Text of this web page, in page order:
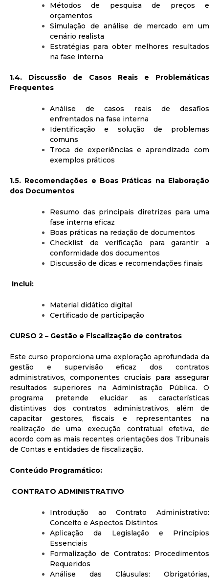
Métodos de pesquisa de preços e
orçamentos
Simulação de análise de mercado em um
cenário realista
Estratégias para obter melhores resultados
na fase interna
1.4. Discussão de Casos Reais e Problemáticas
Frequentes
Análise de casos reais de desafios
enfrentados na fase interna
Identificação e solução de problemas
comuns
Troca de experiências e aprendizado com
exemplos práticos
1.5. Recomendações e Boas Práticas na Elaboração
dos Documentos
Resumo das principais diretrizes para uma
fase interna eficaz
Boas práticas na redação de documentos
Checklist de verificação para garantir a
conformidade dos documentos
Discussão de dicas e recomendações finais
Inclui:
Material didático digital
Certificado de participação
CURSO 2 – Gestão e Fiscalização de contratos
Este curso proporciona uma exploração aprofundada da
gestão e supervisão eficaz dos contratos
administrativos, componentes cruciais para assegurar
resultados superiores na Administração Pública. O
programa pretende elucidar as características
distintivas dos contratos administrativos, além de
capacitar gestores, fiscais e representantes na
realização de uma execução contratual efetiva, de
acordo com as mais recentes orientações dos Tribunais
de Contas e entidades de fiscalização.
Conteúdo Programático:
CONTRATO ADMINISTRATIVO
Introdução ao Contrato Administrativo:
Conceito e Aspectos Distintos
Aplicação da Legislação e Princípios
Essenciais
Formalização de Contratos: Procedimentos
Requeridos
Análise das Cláusulas: Obrigatórias,